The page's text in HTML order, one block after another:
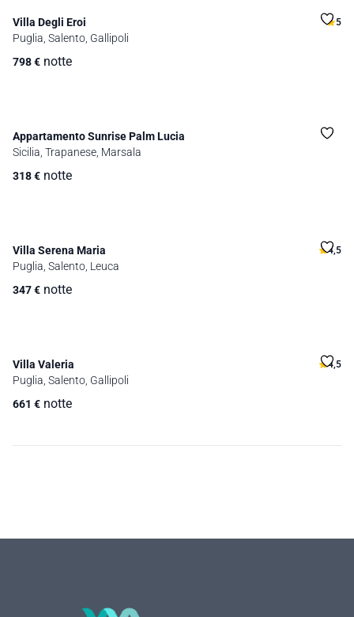
Villa Degli Eroi 5
Puglia, Salento, Gallipoli
798€ notte
Appartamento Sunrise Palm Lucia
Sicilia, Trapanese, Marsala
318€ notte
Villa Serena Maria 4,5
Puglia, Salento, Leuca
347€ notte
Villa Valeria 4,5
Puglia, Salento, Gallipoli
661 € notte